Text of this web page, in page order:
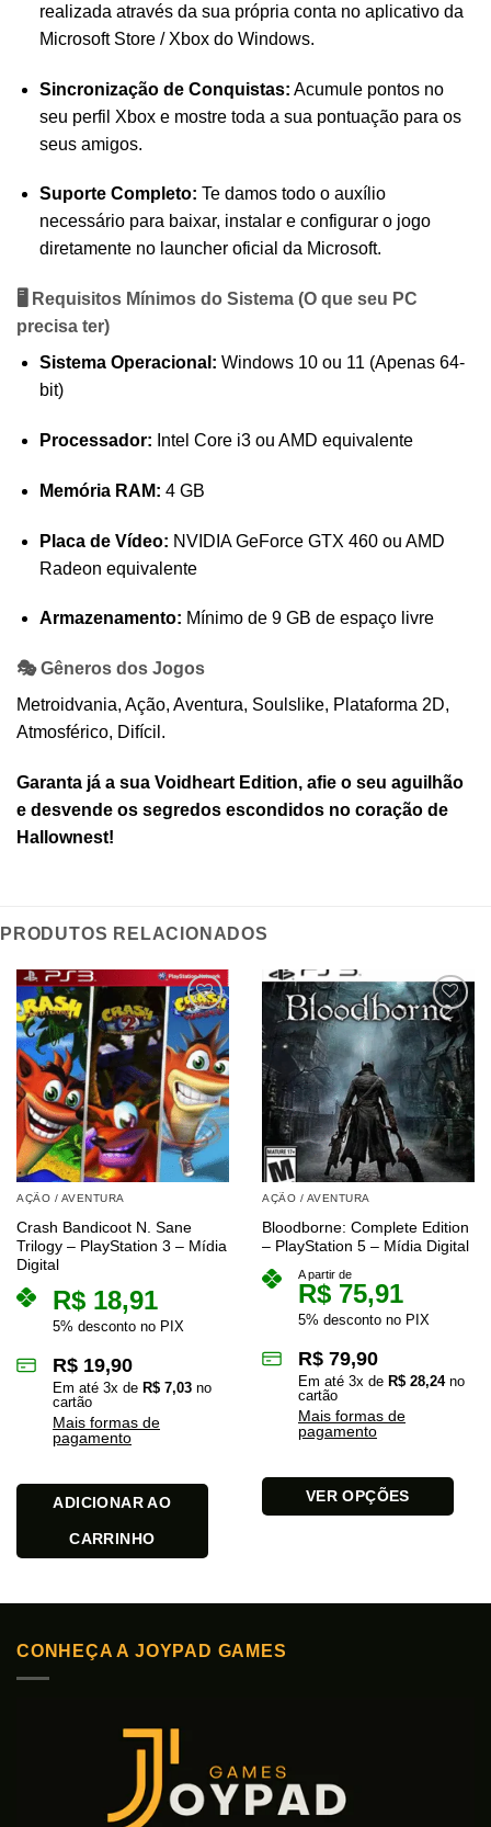
realizada através da sua própria conta no aplicativo da
Microsoft Store / Xbox do Windows.
Sincronização de Conquistas: Acumule pontos no
seu perfil Xbox e mostre toda a sua pontuação para os
seus amigos.
Suporte Completo: Te damos todo o auxílio
necessário para baixar, instalar e configurar o jogo
diretamente no launcher oficial da Microsoft.
🖥️ Requisitos Mínimos do Sistema (O que seu PC
precisa ter)
Sistema Operacional: Windows 10 ou 11 (Apenas 64-
bit)
Processador: Intel Core i3 ou AMD equivalente
Memória RAM: 4 GB
Placa de Vídeo: NVIDIA GeForce GTX 460 ou AMD
Radeon equivalente
Armazenamento: Mínimo de 9 GB de espaço livre
🎭 Gêneros dos Jogos
Metroidvania, Ação, Aventura, Soulslike, Plataforma 2D,
Atmosférico, Difícil.
Garanta já a sua Voidheart Edition, afie o seu aguilhão
e desvende os segredos escondidos no coração de
Hallownest!
PRODUTOS RELACIONADOS
AÇÃO / AVENTURA
Crash Bandicoot N. Sane
Trilogy – PlayStation 3 – Mídia
Digital
R$ 18,91
5% desconto no PIX
R$ 19,90
Em até 3x de R$ 7,03 no
cartão
Mais formas de
pagamento
ADICIONAR AO
CARRINHO
AÇÃO / AVENTURA
Bloodborne: Complete Edition
– PlayStation 5 – Mídia Digital
A partir de
R$ 75,91
5% desconto no PIX
R$ 79,90
Em até 3x de R$ 28,24no
cartão
Mais formas de
pagamento
VER OPÇÕES
As
página
do
CONHEÇA A JOYPAD GAMES